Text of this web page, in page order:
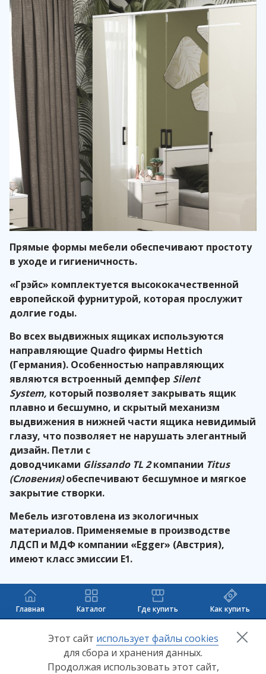
Прямые формы мебели обеспечивают простоту
в уходе и гигиеничность.
«Грэйс» комплектуется высококачественной
европейской фурнитурой, которая прослужит
долгие годы.
Во всех выдвижных ящиках используются
направляющие Quadro фирмы Hettich
(Германия). Особенностью направляющих
являются встроенный демпфер Silent
System, который позволяет закрывать ящик
плавно и бесшумно, и скрытый механизм
выдвижения в нижней части ящика невидимый
глазу, что позволяет не нарушать элегантный
дизайн. Петли с
доводчиками Glissando TL2компании Titus
(Словения)обеспечивают бесшумное и мягкое
закрытие створки.
Мебель изготовлена из экологичных
материалов. Применяемые в производстве
ЛДСП и МДФ компании «Egger» (Австрия),
имеют класс эмиссии Е1.
Главная Каталог Где купить Как купить
+7 (8412) 65-33-00
info@lerom.ru
Этот сайт использует файлы cookies
для сбора и хранения данных.
Продолжая использовать этот сайт,